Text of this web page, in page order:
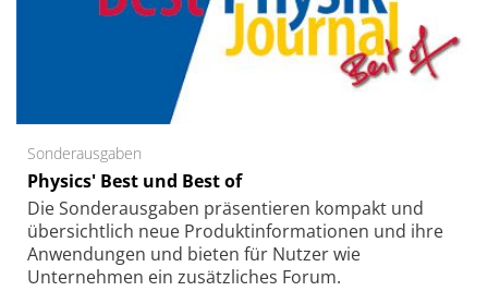
Sonderausgaben
Physics' Best und Best of
Die Sonder­ausgaben präsentieren kompakt und
übersichtlich neue Produkt­informationen und ihre
Anwendungen und bieten für Nutzer wie
Unternehmen ein zusätzliches Forum.